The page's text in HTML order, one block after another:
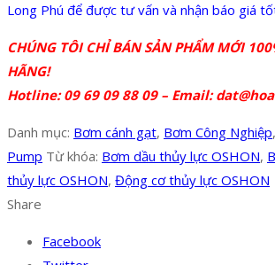
Long Phú để được tư vấn và nhận báo giá
CHÚNG TÔI CHỈ BÁN SẢN PHẨM MỚI
HÃNG!
Hotline: 09 69 09 88 09 – Email:
Danh mục: Bơm cánh gạt, Bơm Công Nghiệp,
Pump Từ khóa: Bơm dầu thủy lực OSHON,
thủy lực OSHON, Động cơ thủy lực OSHON
Share
Facebook